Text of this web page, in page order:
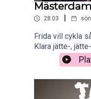
28:03 |
Frida vill cykla
Klara jätte-,